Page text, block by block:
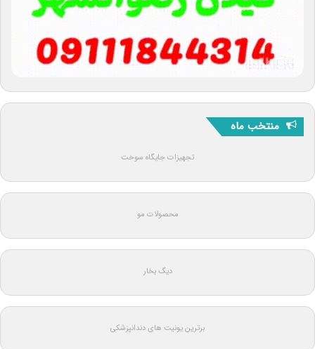
منتخب ماه
تجهیزات جایگاه سوخت
محصولات مو
دیگ بخار
برترین یونیت های دندانپزشکی